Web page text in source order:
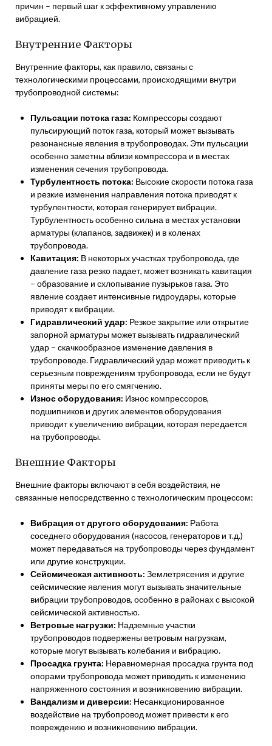
причин – первый шаг к эффективному управлению
вибрацией.
Внутренние Факторы
Внутренние факторы, как правило, связаны с
технологическими процессами, происходящими внутри
трубопроводной системы:
Пульсации потока газа: Компрессоры создают
пульсирующий поток газа, который может вызывать
резонансные явления в трубопроводах. Эти пульсации
особенно заметны вблизи компрессора и в местах
изменения сечения трубопровода.
Турбулентность потока: Высокие скорости потока газа
и резкие изменения направления потока приводят к
турбулентности, которая генерирует вибрации.
Турбулентность особенно сильна в местах установки
арматуры (клапанов, задвижек) и в коленах
трубопровода.
Кавитация: В некоторых участках трубопровода, где
давление газа резко падает, может возникать кавитация
– образование и схлопывание пузырьков газа. Это
явление создает интенсивные гидроудары, которые
приводят к вибрации.
Гидравлический удар: Резкое закрытие или открытие
запорной арматуры может вызывать гидравлический
удар – скачкообразное изменение давления в
трубопроводе. Гидравлический удар может приводить к
серьезным повреждениям трубопровода, если не будут
приняты меры по его смягчению.
Износ оборудования: Износ компрессоров,
подшипников и других элементов оборудования
приводит к увеличению вибрации, которая передается
на трубопроводы.
Внешние Факторы
Внешние факторы включают в себя воздействия, не
связанные непосредственно с технологическим процессом:
Вибрация от другого оборудования: Работа
соседнего оборудования (насосов, генераторов и т.д.)
может передаваться на трубопроводы через фундамент
или другие конструкции.
Сейсмическая активность: Землетрясения и другие
сейсмические явления могут вызывать значительные
вибрации трубопроводов, особенно в районах с высокой
сейсмической активностью.
Ветровые нагрузки: Надземные участки
трубопроводов подвержены ветровым нагрузкам,
которые могут вызывать колебания и вибрацию.
Просадка грунта: Неравномерная просадка грунта под
опорами трубопровода может приводить к изменению
напряженного состояния и возникновению вибрации.
Вандализм и диверсии: Несанкционированное
воздействие на трубопровод может привести к его
повреждению и возникновению вибрации.